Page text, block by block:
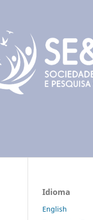
Idioma
English